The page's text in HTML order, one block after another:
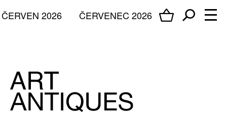
ČERVENEC 2026
ČERVEN 2026